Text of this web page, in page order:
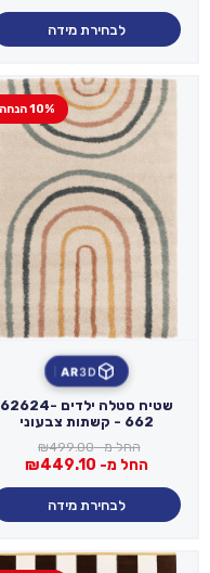
לבחירת מידה
10% הנחה
3D
AR
שטיח סטלה ילדים 62624-
662 - קשתות צבעוני
החל מ- ₪499.00
החל מ- ₪449.10
לבחירת מידה